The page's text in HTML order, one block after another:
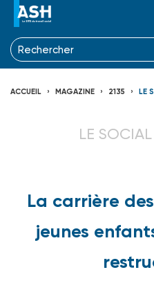
ACCUEIL MAGAZINE 2135 LE
LE
La carrière
jeunes